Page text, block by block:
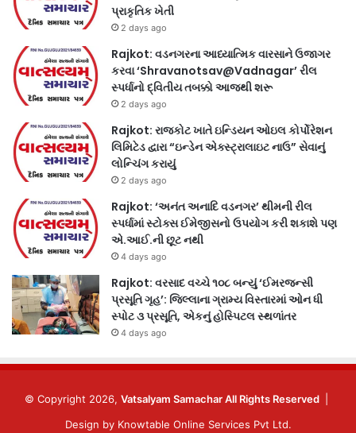
પ્રાકૃતિક ખેતી
2 days ago
Rajkot: વડનગરના આધ્યાત્મિક વારસાને ઉજાગર
કરવા ‘Shravanotsav@Vadnagar’ રીલ
સ્પર્ધાનો દ્વિતીય તબક્કો આજથી શરૂ
2 days ago
Rajkot: રાજકોટ ખાતે ઇન્ડિયન ઓઇલ કોર્પોરેશન
લિમિટેડ દ્વારા “ઇન્ડેન એક્સ્ટ્રાલાઇટ નાઉ” સેવાનું
લોન્ચિંગ કરાયું
2 days ago
Rajkot: ‘અનંત અનાદિ વડનગર’ થીમની રીલ
સ્પર્ધામાં સ્ટોક્સ ઈમેજીસનો ઉપયોગ કરી શકાશે પણ
એ.આઈ.ની છૂટ નથી
4 days ago
Rajkot: વરસાદ વચ્ચે ૧૦૮ બન્યું ‘ઈમરજન્સી
પ્રસૂતિ ગૃહ’: જિલ્લાના ગ્રામ્ય વિસ્તારમાં ઓન ધી
સ્પોટ ૩ પ્રસૂતિ, એકનું હોસ્પિટલ સ્થળાંતર
4 days ago
© Copyright 2026, Vatsalyam Samachar All Rights Reserved
Design by Knowtable Online Services Pvt Ltd.